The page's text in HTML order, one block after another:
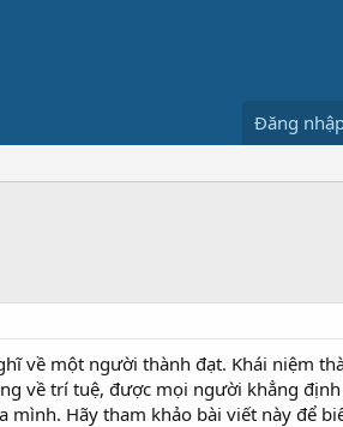
Đăng
về một người thành đạt. Khái niệm
về trí tuệ, được mọi người khẳng
Hãy tham khảo bài viết này để